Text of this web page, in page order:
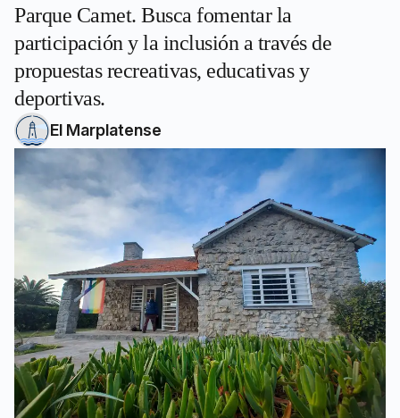
Parque Camet. Busca fomentar la
participación y la inclusión a través de
propuestas recreativas, educativas y
deportivas.
El Marplatense